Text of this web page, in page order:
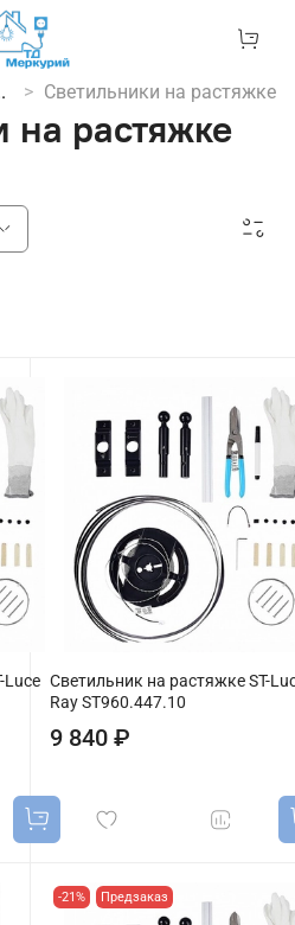
Светильники на растяжке
на растяжке
Luce Светильник на растяжке ST-
Ray ST960.447.10
9 840 ₽
-21% Предзаказ